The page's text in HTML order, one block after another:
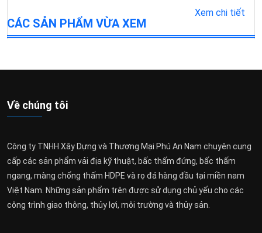
Xem chi tiết
CÁC SẢN PHẨM VỪA XEM
Về chúng tôi
Công ty TNHH Xây Dựng và Thương Mại Phú An Nam chuyên cung
cấp các sản phẩm vải địa kỹ thuật, bấc thấm đứng, bấc thấm
ngang, màng chống thấm HDPE và rọ đá hàng đầu tại miền nam
Việt Nam. Những sản phẩm trên được sử dụng chủ yếu cho các
công trình giao thông, thủy lợi, môi trường và thủy sản.